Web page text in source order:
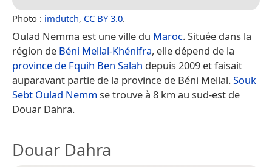
Photo : imdutch, CC BY 3.0.
Oulad Nemma est une ville du Maroc. Située dans la
région de Béni Mellal-Khénifra, elle dépend de la
province de Fquih Ben Salah depuis 2009 et faisait
auparavant partie de la province de Béni Mellal.Souk
Sebt Oulad Nemm se trouve à 8 km au sud-est de
Douar Dahra.
Douar Dahra